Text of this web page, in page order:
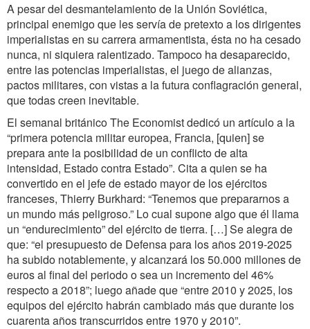
A pesar del desmantelamiento de la Unión Soviética,
principal enemigo que les servía de pretexto a los dirigentes
imperialistas en su carrera armamentista, ésta no ha cesado
nunca, ni siquiera ralentizado. Tampoco ha desaparecido,
entre las potencias imperialistas, el juego de alianzas,
pactos militares, con vistas a la futura conflagración general,
que todas creen inevitable.
El semanal británico The Economist dedicó un artículo a la
“primera potencia militar europea, Francia, [quien] se
prepara ante la posibilidad de un conflicto de alta
intensidad, Estado contra Estado”. Cita a quien se ha
convertido en el jefe de estado mayor de los ejércitos
franceses, Thierry Burkhard: “Tenemos que prepararnos a
un mundo más peligroso.” Lo cual supone algo que él llama
un “endurecimiento” del ejército de tierra. […] Se alegra de
que: “el presupuesto de Defensa para los años 2019-2025
ha subido notablemente, y alcanzará los 50.000 millones de
euros al final del periodo o sea un incremento del 46%
respecto a 2018”; luego añade que “entre 2010 y 2025, los
equipos del ejército habrán cambiado más que durante los
cuarenta años transcurridos entre 1970 y 2010”.